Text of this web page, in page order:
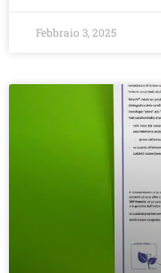
Febbraio 3, 2025